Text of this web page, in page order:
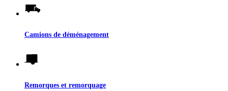
Camions de déménagement
Remorques et remorquage